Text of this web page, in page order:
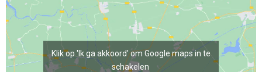
Klik op 'Ik ga akkoord' om Google maps in te
schakelen